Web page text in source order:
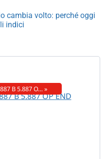
cambia volto: perché oggi
indici
B 5.887 O… »